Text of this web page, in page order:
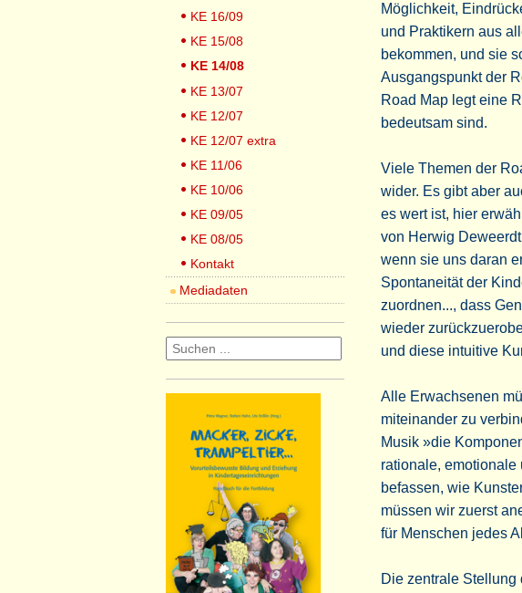
Möglichkeit,
und Praktikern aus
bekommen, und sie
Ausgangspunkt der
Road Map legt eine
bedeutsam sind.
Viele Themen der
wider. Es gibt aber
es wert ist, hier
von Herwig
wenn sie uns daran
Spontaneität der
zuordnen..., dass
wieder
und diese intuitive
Alle Erwachsenen
miteinander zu
Musik »die
rationale,
befassen, wie
müssen wir zuerst
für Menschen jedes
Die zentrale Stellung
KE 16/09
KE 15/08
KE 14/08
KE 13/07
KE 12/07
KE 12/07 extra
KE 11/06
KE 10/06
KE 09/05
KE 08/05
Kontakt
Mediadaten